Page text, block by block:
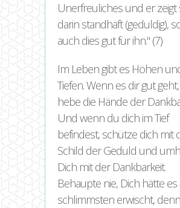
Unerfreuliches und er zeigt
darin standhaft (geduldig),
auch dies gut für ihn. (7)
Im Leben gibt es Höhen
Tiefen. Wenn es dir gut geht,
hebe die Hände der
Und wenn du dich im Tief
befindest, schütze dich mit
Schild der Geduld und
Dich mit der Dankbarkeit.
Behaupte nie, Dich hätte es
schlimmsten erwischt, denn